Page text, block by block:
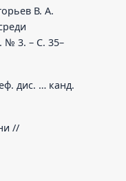
В. А.
№ 3. – С. 35–
дис. … канд.
//